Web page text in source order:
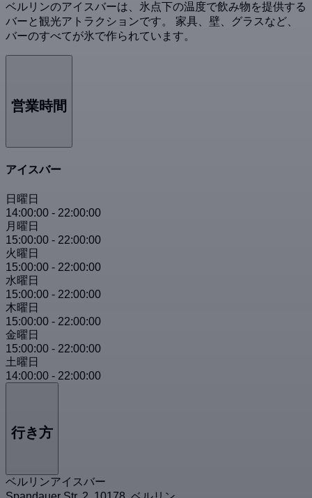
ベルリンのアイスバーは、氷点下の温度で飲み物を提供する
バーと観光アトラクションです。 家具、壁、グラスなど、
バーのすべてが氷で作られています。
営業時間
アイスバー
日曜日
14:00:00 - 22:00:00
月曜日
15:00:00 - 22:00:00
火曜日
15:00:00 - 22:00:00
水曜日
15:00:00 - 22:00:00
木曜日
15:00:00 - 22:00:00
金曜日
15:00:00 - 22:00:00
土曜日
14:00:00 - 22:00:00
行き方
ベルリンアイスバー